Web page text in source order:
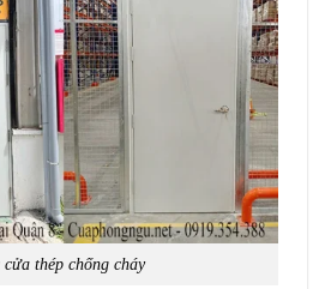
cửa thép chống cháy